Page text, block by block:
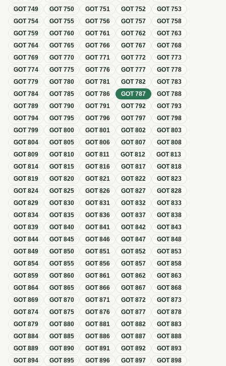
GOT749 GOT750 GOT751 GOT752 GOT753
GOT754 GOT755 GOT756 GOT757 GOT758
GOT759 GOT760 GOT761 GOT762 GOT763
GOT764 GOT765 GOT766 GOT767 GOT768
GOT769 GOT770 GOT771 GOT772 GOT773
GOT774 GOT775 GOT776 GOT777 GOT778
GOT779 GOT780 GOT781 GOT782 GOT783
GOT784 GOT785 GOT786 GOT787 GOT788
GOT789 GOT790 GOT791 GOT792 GOT793
GOT794 GOT795 GOT796 GOT797 GOT798
GOT799 GOT800 GOT801 GOT802 GOT803
GOT804 GOT805 GOT806 GOT807 GOT808
GOT809 GOT810 GOT811 GOT812 GOT813
GOT814 GOT815 GOT816 GOT817 GOT818
GOT819 GOT820 GOT821 GOT822 GOT823
GOT824 GOT825 GOT826 GOT827 GOT828
GOT829 GOT830 GOT831 GOT832 GOT833
GOT834 GOT835 GOT836 GOT837 GOT838
GOT839 GOT840 GOT841 GOT842 GOT843
GOT844 GOT845 GOT846 GOT847 GOT848
GOT849 GOT850 GOT851 GOT852 GOT853
GOT854 GOT855 GOT856 GOT857 GOT858
GOT859 GOT860 GOT861 GOT862 GOT863
GOT864 GOT865 GOT866 GOT867 GOT868
GOT869 GOT870 GOT871 GOT872 GOT873
GOT874 GOT875 GOT876 GOT877 GOT878
GOT879 GOT880 GOT881 GOT882 GOT883
GOT884 GOT885 GOT886 GOT887 GOT888
GOT889 GOT890 GOT891 GOT892 GOT893
GOT894 GOT895 GOT896 GOT897 GOT898